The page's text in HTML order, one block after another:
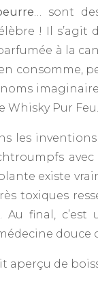
… sont
! Il s’agit
à la
consomme,
Whisky Pur Feu.
les
avec
existe
toxiques
Au final,
aperçu de